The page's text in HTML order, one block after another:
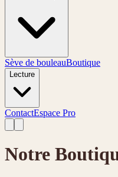
Sève de bouleauBoutique
Lecture
ContactEspace Pro
Notre